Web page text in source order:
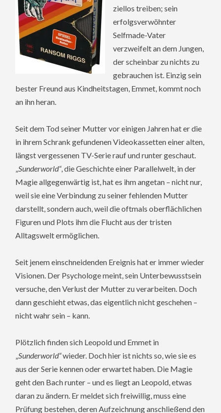
ziellos treiben; sein
erfolgsverwöhnter
Selfmade-Vater
verzweifelt an dem Jungen,
der scheinbar zu nichts zu
gebrauchen ist. Einzig sein
bester Freund aus Kindheitstagen, Emmet, kommt noch
an ihn heran.
Seit dem Tod seiner Mutter vor einigen Jahren hat er die
in ihrem Schrank gefundenen Videokassetten einer alten,
längst vergessenen TV-Serie rauf und runter geschaut.
„Sunderworld“, die Geschichte einer Parallelwelt, in der
Magie allgegenwärtig ist, hat es ihm angetan – nicht nur,
weil sie eine Verbindung zu seiner fehlenden Mutter
darstellt, sondern auch, weil die oftmals oberflächlichen
Figuren und Plots ihm die Flucht aus der tristen
Alltagswelt ermöglichen.
Seit jenem einschneidenden Ereignis hat er immer wieder
Visionen. Der Psychologe meint, sein Unterbewusstsein
versuche, den Verlust der Mutter zu verarbeiten. Doch
dann geschieht etwas, das eigentlich nicht geschehen –
nicht wahr sein – kann.
Plötzlich finden sich Leopold und Emmet in
„Sunderworld“wieder. Doch hier ist nichts so, wie sie es
aus der Serie kennen oder erwartet haben. Die Magie
geht den Bach runter – und es liegt an Leopold, etwas
daran zu ändern. Er meldet sich freiwillig, muss eine
Prüfung bestehen, deren Aufzeichnung anschließend den